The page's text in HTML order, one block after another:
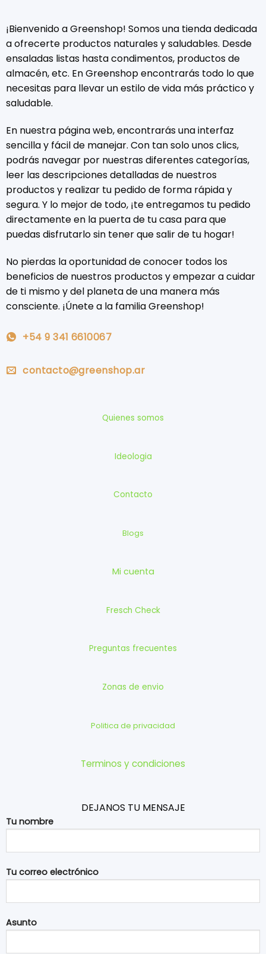
¡Bienvenido a Greenshop! Somos una tienda dedicada
a ofrecerte productos naturales y saludables. Desde
ensaladas listas hasta condimentos, productos de
almacén, etc. En Greenshop encontrarás todo lo que
necesitas para llevar un estilo de vida más práctico y
saludable.
En nuestra página web, encontrarás una interfaz
sencilla y fácil de manejar. Con tan solo unos clics,
podrás navegar por nuestras diferentes categorías,
leer las descripciones detalladas de nuestros
productos y realizar tu pedido de forma rápida y
segura. Y lo mejor de todo, ¡te entregamos tu pedido
directamente en la puerta de tu casa para que
puedas disfrutarlo sin tener que salir de tu hogar!
No pierdas la oportunidad de conocer todos los
beneficios de nuestros productos y empezar a cuidar
de ti mismo y del planeta de una manera más
consciente. ¡Únete a la familia Greenshop!
+54 9 341 6610067
contacto@greenshop.ar
Quienes somos
Ideologia
Contacto
Blogs
Mi cuenta
Fresch Check
Preguntas frecuentes
Zonas de envio
Politica de privacidad
Terminos y condiciones
DEJANOS TU MENSAJE
Tu nombre
Tu correo electrónico
Asunto